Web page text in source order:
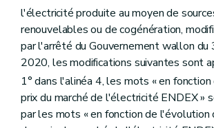
l'électricité produite au moyen de
renouvelables ou de cogénération,
par l'arrêté du Gouvernement wallon du
2020, les modifications suivantes sont
1° dans l'alinéa 4, les mots « en fonction
prix du marché de l'électricité ENDEX »
par les mots « en fonction de l'évolution